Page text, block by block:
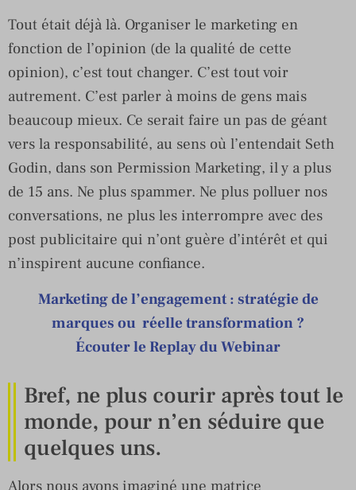
Tout était déjà là. Organiser le marketing en
fonction de l’opinion (de la qualité de cette
opinion), c’est tout changer. C’est tout voir
autrement. C’est parler à moins de gens mais
beaucoup mieux. Ce serait faire un pas de géant
vers la responsabilité, au sens où l’entendait Seth
Godin, dans son Permission Marketing, il y a plus
de 15 ans. Ne plus spammer. Ne plus polluer nos
conversations, ne plus les interrompre avec des
post publicitaire qui n’ont guère d’intérêt et qui
n’inspirent aucune confiance.
Marketing de l’engagement : stratégie de
marques ou réelle transformation ?
Écouter le Replay du Webinar
Bref, ne plus courir après tout le
monde, pour n’en séduire que
quelques uns.
Alors nous avons imaginé une matrice